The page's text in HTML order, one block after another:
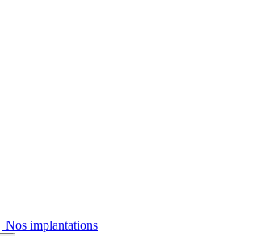
Nos implantations